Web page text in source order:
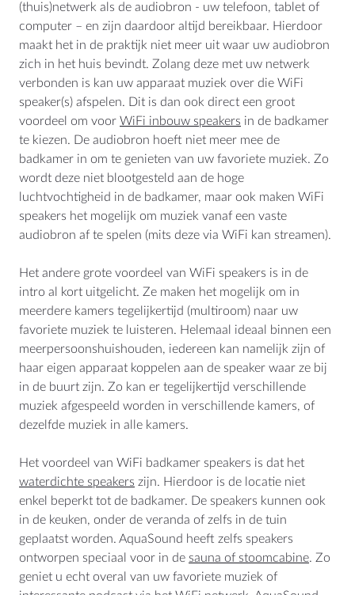
(thuis)netwerk als de audiobron - uw telefoon, tablet of
computer – en zijn daardoor altijd bereikbaar. Hierdoor
maakt het in de praktijk niet meer uit waar uw audiobron
zich in het huis bevindt. Zolang deze met uw netwerk
verbonden is kan uw apparaat muziek over die WiFi
speaker(s) afspelen. Dit is dan ook direct een groot
voordeel om voor WiFi inbouw speakers in de badkamer
te kiezen. De audiobron hoeft niet meer mee de
badkamer in om te genieten van uw favoriete muziek. Zo
wordt deze niet blootgesteld aan de hoge
luchtvochtigheid in de badkamer, maar ook maken WiFi
speakers het mogelijk om muziek vanaf een vaste
audiobron af te spelen (mits deze via WiFi kan streamen).
Het andere grote voordeel van WiFi speakers is in de
intro al kort uitgelicht. Ze maken het mogelijk om in
meerdere kamers tegelijkertijd (multiroom) naar uw
favoriete muziek te luisteren. Helemaal ideaal binnen een
meerpersoonshuishouden, iedereen kan namelijk zijn of
haar eigen apparaat koppelen aan de speaker waar ze bij
in de buurt zijn. Zo kan er tegelijkertijd verschillende
muziek afgespeeld worden in verschillende kamers, of
dezelfde muziek in alle kamers.
Het voordeel van WiFi badkamer speakers is dat het
waterdichte speakers zijn. Hierdoor is de locatie niet
enkel beperkt tot de badkamer. De speakers kunnen ook
in de keuken, onder de veranda of zelfs in de tuin
geplaatst worden. AquaSound heeft zelfs speakers
ontworpen speciaal voor in de sauna of stoomcabine. Zo
geniet u echt overal van uw favoriete muziek of
CONTACT
AquaSound
Habraken 2145
5507TE Veldhoven
KVK: 17109745
BTW: NL807514755B01
+31 (0)40 253 4205
info@aquasound.eu
Prijslijsten en Brochures
Algemene Voorwaarden
Cookiebeleid
Herroeping
LOCATIE
Nederland
Deutschland